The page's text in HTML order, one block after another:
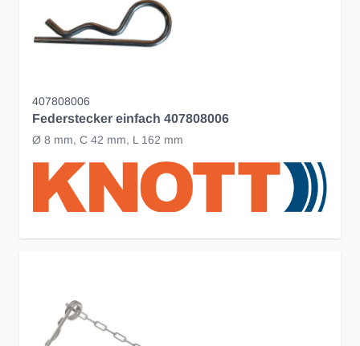
407808006
Federstecker einfach 407808006
Ø 8 mm, C 42 mm, L 162 mm